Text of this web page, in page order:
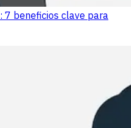
7 beneficios clave para